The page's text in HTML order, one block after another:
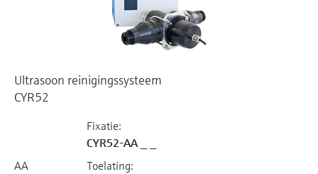
Ultrasoon reinigingssysteem
CYR52
Fixatie:
CYR52-AA _ _
Toelating:
AA